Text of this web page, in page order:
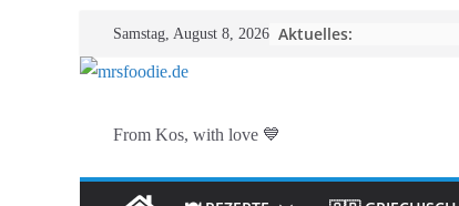
Inhalt
Samstag, August 8, 2026 Aktuelles:
From Kos, with love 💙